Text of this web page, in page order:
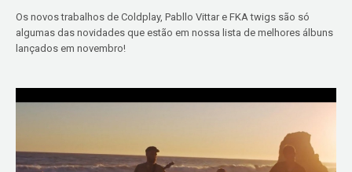
Os novos trabalhos de Coldplay, Pabllo Vittar e FKA twigs são só
algumas das novidades que estão em nossa lista de melhores álbuns
lançados em novembro!